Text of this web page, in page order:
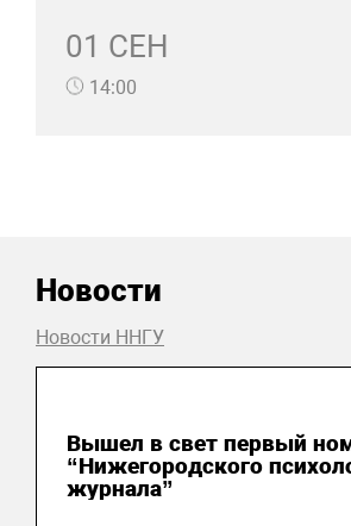
01 СЕН
14:00
Новости
Новости ННГУ
Вышел в свет первый
“Нижегородского
журнала”